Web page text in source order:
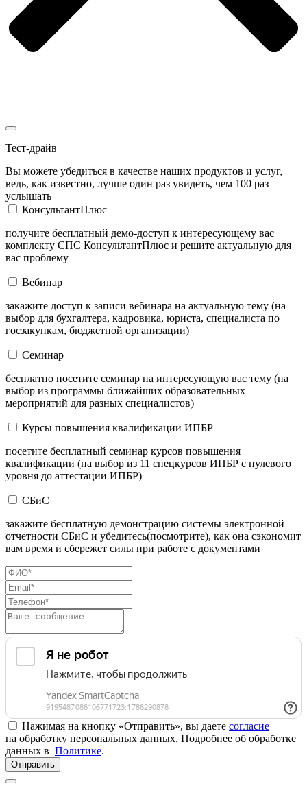
Тест-драйв
Вы можете убедиться в качестве наших продуктов и услуг,
ведь, как известно, лучше один раз увидеть, чем 100 раз
услышать
КонсультантПлюс
получите бесплатный демо-доступ к интересующему вас
комплекту СПС КонсультантПлюс и решите актуальную для
вас проблему
Вебинар
закажите доступ к записи вебинара на актуальную тему (на
выбор для бухгалтера, кадровика, юриста, специалиста по
госзакупкам, бюджетной организации)
Семинар
бесплатно посетите семинар на интересующую вас тему (на
выбор из программы ближайших образовательных
мероприятий для разных специалистов)
Курсы повышения квалификации ИПБР
посетите бесплатный семинар курсов повышения
квалификации (на выбор из 11 спецкурсов ИПБР с нулевого
уровня до аттестации ИПБР)
СБиС
закажите бесплатную демонстрацию системы электронной
отчетности СБиС и убедитесь(посмотрите), как она сэкономит
вам время и сбережет силы при работе с документами
Нажимая на кнопку «Отправить», вы даете согласие
на обработку персональных данных. Подробнее об обработке
данных в Политике.
Отправить